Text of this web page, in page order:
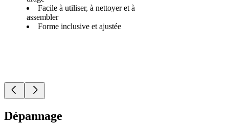
Facile à utiliser, à nettoyer et à
assembler
Forme inclusive et ajustée
Dépannage